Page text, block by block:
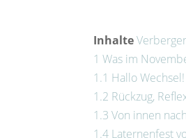
Inhalte
1 Was im
1.1 Hallo Wechsel!
1.2 Rückzug,
1.3 Von innen
1.4 Laternenfest